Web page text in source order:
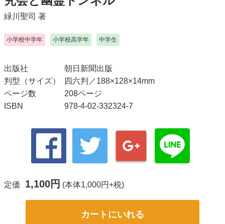
緑川聖司 著
小学校中学年 小学校高学年 中学生
出版社
朝日新聞出版
判型（サイズ）
四六判／188×128×14mm
ページ数
208ページ
ISBN
978-4-02-332324-7
定価 1,100円 (本体1,000円+税)
カートにいれる